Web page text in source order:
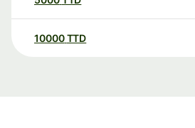
10000 TTD